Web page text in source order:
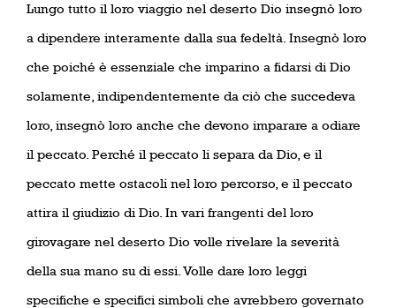
Lungo tutto il loro viaggio nel deserto Dio insegnò loro
a dipendere interamente dalla sua fedeltà. Insegnò loro
che poiché è essenziale che imparino a fidarsi di Dio
solamente, indipendentemente da ciò che succedeva
loro, insegnò loro anche che devono imparare a odiare
il peccato. Perché il peccato li separa da Dio, e il
peccato mette ostacoli nel loro percorso, e il peccato
attira il giudizio di Dio. In vari frangenti del loro
girovagare nel deserto Dio volle rivelare la severità
della sua mano su di essi. Volle dare loro leggi
specifiche e specifici simboli che avrebbero governato